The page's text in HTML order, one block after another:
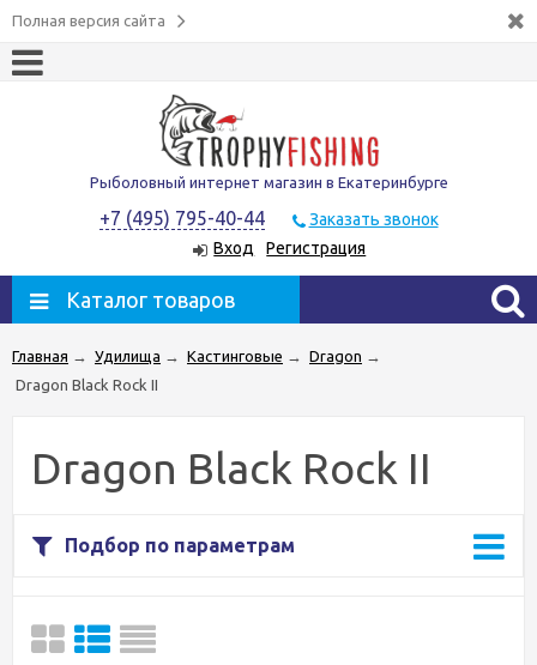
Полная версия сайта
Рыболовный интернет магазин в Екатеринбурге
+7 (495) 795-40-44
Заказать звонок
Вход
Регистрация
Каталог товаров
Главная → Удилища → Кастинговые → Dragon →
Dragon Black Rock II
Dragon Black Rock II
Подбор по параметрам